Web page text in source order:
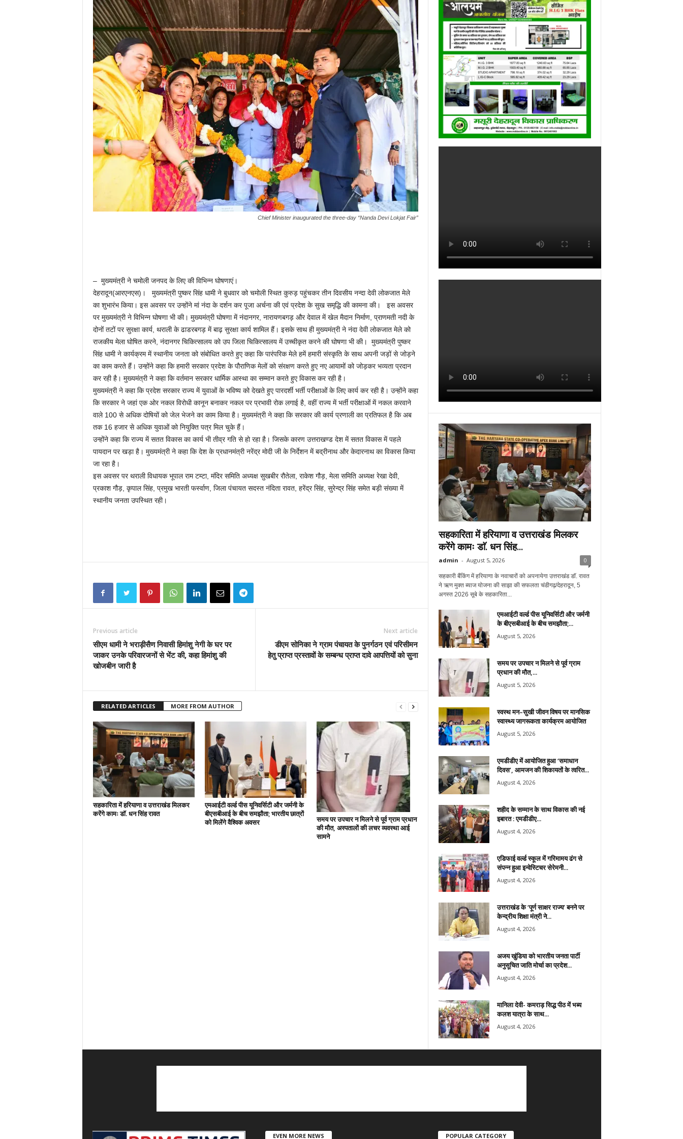
Chief Minister inaugurated the three-day “Nanda Devi Lokjat Fair”
– मुख्यमंत्री ने चमोली जनपद के लिए की विभिन्न घोषणाएं।
देहरादून(आरएनएस)। मुख्यमंत्री पुष्कर सिंह धामी ने बुधवार को चमोली स्थित कुरुड़ पहुंचकर तीन दिवसीय नन्दा देवी लोकजात मेले
का शुभारंभ किया। इस अवसर पर उन्होंने मां नंदा के दर्शन कर पूजा अर्चना की एवं प्रदेश के सुख समृद्धि की कामना की। इस अवसर
पर मुख्यमंत्री ने विभिन्न घोषणा भी की। मुख्यमंत्री घोषणा में नंदानगर, नारायणबगड़ और देवाल में खेल मैदान निर्माण, प्राणमती नदी के
दोनों तटों पर सुरक्षा कार्य, थराली के ढाडरबगड़ में बाढ़ सुरक्षा कार्य शामिल हैं। इसके साथ ही मुख्यमंत्री ने नंदा देवी लोकजात मेले को
राजकीय मेला घोषित करने, नंदानगर चिकित्सालय को उप जिला चिकित्सालय में उच्चीकृत करने की घोषणा भी की। मुख्यमंत्री पुष्कर
सिंह धामी ने कार्यक्रम में स्थानीय जनता को संबोधित करते हुए कहा कि पारंपरिक मेले हमें हमारी संस्कृति के साथ अपनी जड़ों से जोड़ने
का काम करते हैं। उन्होंने कहा कि हमारी सरकार प्रदेश के पौराणिक मेलों को संरक्षण करते हुए नए आयामों को जोड़कर भव्यता प्रदान
कर रही है। मुख्यमंत्री ने कहा कि वर्तमान सरकार धार्मिक आस्था का सम्मान करते हुए विकास कर रही है।
मुख्यमंत्री ने कहा कि प्रदेश सरकार राज्य में युवाओं के भविष्य को देखते हुए पारदर्शी भर्ती परीक्षाओं के लिए कार्य कर रही है। उन्होंने कहा
कि सरकार ने जहां एक ओर नकल विरोधी कानून बनाकर नकल पर प्रभावी रोक लगाई है, वहीं राज्य में भर्ती परीक्षाओं में नकल करवाने
वाले 100 से अधिक दोषियों को जेल भेजने का काम किया है। मुख्यमंत्री ने कहा कि सरकार की कार्य प्रणाली का प्रतिफल है कि अब
तक 16 हजार से अधिक युवाओं को नियुक्ति पत्र मिल चुके हैं।
उन्होंने कहा कि राज्य में सतत विकास का कार्य भी तीव्र गति से हो रहा है। जिसके कारण उत्तराखण्ड देश में सतत विकास में पहले
पायदान पर खड़ा है। मुख्यमंत्री ने कहा कि देश के प्रधानमंत्री नरेंद्र मोदी जी के निर्देशन में बद्रीनाथ और केदारनाथ का विकास किया
जा रहा है।
इस अवसर पर थराली विधायक भूपाल राम टम्टा, मंदिर समिति अध्यक्ष सुखबीर रौतेला, राकेश गौड़, मेला समिति अध्यक्ष रेखा देवी,
प्रकाश गौड़, कृपाल सिंह, प्रमुख भारती फर्स्वाण, जिला पंचायत सदस्त नंदिता रावत, हरेंद्र सिंह, सुरेन्द्र सिंह समेत बड़ी संख्या में
स्थानीय जनता उपस्थित रही।
Previous article
सीएम धामी ने भराड़ीसैण निवासी हिमांशु नेगी के घर पर
जाकर उनके परिवारजनों से भेंट की, कहा हिमांशु की
खोजबीन जारी है
Next article
डीएम सोनिका ने ग्राम पंचायत के पुनर्गठन एवं परिसीमन
हेतु प्राप्त प्रस्तावों के सम्बन्ध प्राप्त दावे आपत्तियों को सुना
RELATED ARTICLES MORE FROM AUTHOR
सहकारिता में हरियाणा व उत्तराखंड मिलकर
करेंगे कामः डाॅ. धन सिंह रावत
एमआईटी वर्ल्ड पीस यूनिवर्सिटी और जर्मनी के
बीएसबीआई के बीच समझौता; भारतीय छात्रों
को मिलेंगे वैश्विक अवसर
समय पर उपचार न मिलने से पूर्व ग्राम प्रधान
की मौत, अस्पतालों की लचर व्यवस्था आई
सामने
सहकारिता में हरियाणा व उत्तराखंड मिलकर
करेंगे कामः डाॅ. धन सिंह...
admin - August 5, 2026 0
सहकारी बैंकिंग में हरियाणा के नवाचारों को अपनायेगा उत्तराखंड डाॅ. रावत
ने ऋण मुक्त ब्याज योजना की साझा की सफलता चंडीगढ़/देहरादून, 5
अगस्त 2026 सूबे के सहकारिता...
एमआईटी वर्ल्ड पीस यूनिवर्सिटी और जर्मनी
के बीएसबीआई के बीच समझौता;...
August 5, 2026
समय पर उपचार न मिलने से पूर्व ग्राम
प्रधान की मौत,...
August 5, 2026
स्वस्थ मन–सुखी जीवन विषय पर मानसिक
स्वास्थ्य जागरूकता कार्यक्रम आयोजित
August 5, 2026
एमडीडीए में आयोजित हुआ ‘समाधान
दिवस’, आमजन की शिकायतों के त्वरित...
August 4, 2026
शहीद के सम्मान के साथ विकास की नई
इबारत : एमडीडीए...
August 4, 2026
एडिफाई वर्ल्ड स्कूल में गरिमामय ढंग से
संपन्न हुआ इन्वेस्टिचर सेरेमनी...
August 4, 2026
उत्तराखंड के ‘पूर्ण साक्षर राज्य’ बनने पर
केन्द्रीय शिक्षा मंत्री ने...
August 4, 2026
अजय खुंडिया को भारतीय जनता पार्टी
अनुसूचित जाति मोर्चा का प्रदेश...
August 4, 2026
मानिला देवी- कमराड़ सिद्ध पीठ में भब्य
कलश यात्रा के साथ...
August 4, 2026
EVEN MORE NEWS POPULAR CATEGORY